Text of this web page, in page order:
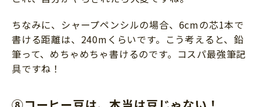
ちなみに、シャープペンシルの場合、6cmの芯1本で
書ける距離は、240mくらいです。こう考えると、鉛
筆って、めちゃめちゃ書けるのです。コスパ最強筆記
具ですね！